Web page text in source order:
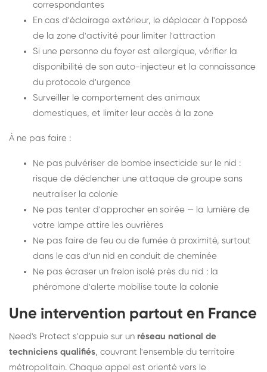
correspondantes
En cas d'éclairage extérieur, le déplacer à l'opposé
de la zone d'activité pour limiter l'attraction
Si une personne du foyer est allergique, vérifier la
disponibilité de son auto-injecteur et la connaissance
du protocole d'urgence
Surveiller le comportement des animaux
domestiques, et limiter leur accès à la zone
À ne pas faire :
Ne pas pulvériser de bombe insecticide sur le nid :
risque de déclencher une attaque de groupe sans
neutraliser la colonie
Ne pas tenter d'approcher en soirée — la lumière de
votre lampe attire les ouvrières
Ne pas faire de feu ou de fumée à proximité, surtout
dans le cas d'un nid en conduit de cheminée
Ne pas écraser un frelon isolé près du nid : la
phéromone d'alerte mobilise toute la colonie
Une intervention partout en France
Need's Protect s'appuie sur un réseau national de
techniciens qualifiés, couvrant l'ensemble du territoire
métropolitain. Chaque appel est orienté vers le